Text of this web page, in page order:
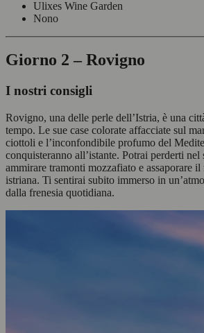
Ulixes Wine Garden
Nono
Giorno 2 – Rovigno
I nostri consigli
Rovigno, una delle perle dell’Istria, è una
tempo. Le sue case colorate affacciate sul
ciottoli e l’inconfondibile profumo del
conquisteranno all’istante. Potrai perderti nel
ammirare tramonti mozzafiato e assaporare
istriana. Ti sentirai subito immerso in
dalla frenesia quotidiana.